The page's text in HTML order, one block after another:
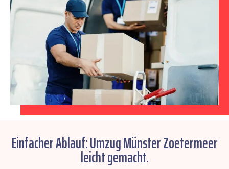
Einfacher Ablauf: Umzug Münster Zoetermeer
leicht gemacht.